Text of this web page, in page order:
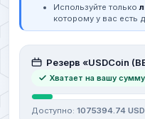
Используйте только
которому у вас есть
Резерв «USDCoin
Хватает на вашу сумму
Доступно: 1075394.74